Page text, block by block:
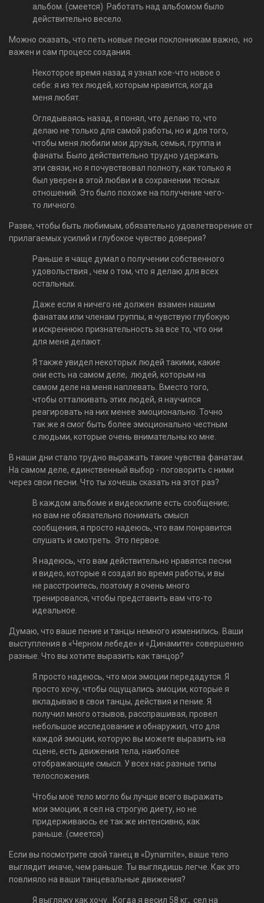
альбом. (смеется) Работать над альбомом было
действительно весело.
Можно сказать, что петь новые песни поклонникам важно, но
важен и сам процесс создания.
Некоторое время назад я узнал кое-что новое о
себе: я из тех людей, которым нравится, когда
меня любят.
Оглядываясь назад, я понял, что делаю то, что
делаю не только для самой работы, но и для того,
чтобы меня любили мои друзья, семья, группа и
фанаты. Было действительно трудно удержать
эти связи, но я почувствовал полноту, как только я
был уверен в этой любви и в сохранении тесных
отношений. Это было похоже на получение чего-
то личного.
Разве, чтобы быть любимым, обязательно удовлетворение от
прилагаемых усилий и глубокое чувство доверия?
Раньше я чаще думал о получении собственного
удовольствия , чем о том, что я делаю для всех
остальных.
Даже если я ничего не должен взамен нашим
фанатам или членам группы, я чувствую глубокую
и искреннюю признательность за все то, что они
для меня делают.
Я также увидел некоторых людей такими, какие
они есть на самом деле, людей, которым на
самом деле на меня наплевать. Вместо того,
чтобы отталкивать этих людей, я научился
реагировать на них менее эмоционально. Точно
так же я смог быть более эмоционально честным
с людьми, которые очень внимательны ко мне.
В наши дни стало трудно выражать такие чувства фанатам.
На самом деле, единственный выбор - поговорить с ними
через свои песни. Что ты хочешь сказать на этот раз?
В каждом альбоме и видеоклипе есть сообщение;
но вам не обязательно понимать смысл
сообщения, я просто надеюсь, что вам понравится
слушать и смотреть. Это первое.
Я надеюсь, что вам действительно нравятся песни
и видео, которые я создал во время работы, и вы
не расстроитесь, поэтому я очень много
тренировался, чтобы представить вам что-то
идеальное.
Думаю, что ваше пение и танцы немного изменились. Ваши
выступления в «Черном лебеде» и «Динамите» совершенно
разные. Что вы хотите выразить как танцор?
Я просто надеюсь, что мои эмоции передадутся. Я
просто хочу, чтобы ощущались эмоции, которые я
вкладываю в свои танцы, действия и пение. Я
получил много отзывов, расспрашивая, провел
небольшое исследование и обнаружил, что для
каждой эмоции, которую вы можете выразить на
сцене, есть движения тела, наиболее
отображающие смысл. У всех нас разные типы
телосложения.
Чтобы моё тело могло бы лучше всего выражать
мои эмоции, я сел на строгую диету, но не
придерживаюсь ее так же интенсивно, как
раньше. (смеется)
Если вы посмотрите свой танец в «Dynamite», ваше тело
выглядит иначе, чем раньше. Ты выглядишь легче. Как это
повлияло на ваши танцевальные движения?
Я выгляжу как хочу. Когда я весил 58 кг, сел на